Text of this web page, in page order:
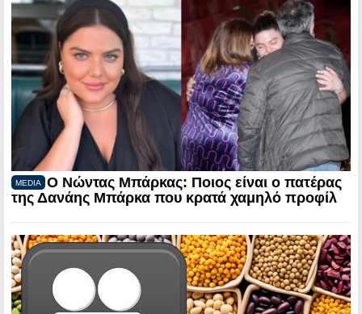
MEDIA
Ο Νώντας Μπάρκας: Ποιος είναι ο πατέρας
της Δανάης Μπάρκα που κρατά χαμηλό προφίλ